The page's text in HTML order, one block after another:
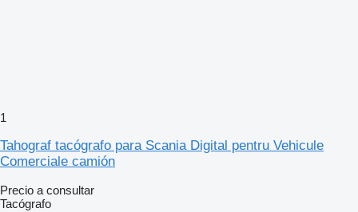
1
Tahograf tacógrafo para Scania Digital pentru Vehicule
Comerciale camión
Precio a consultar
Tacógrafo